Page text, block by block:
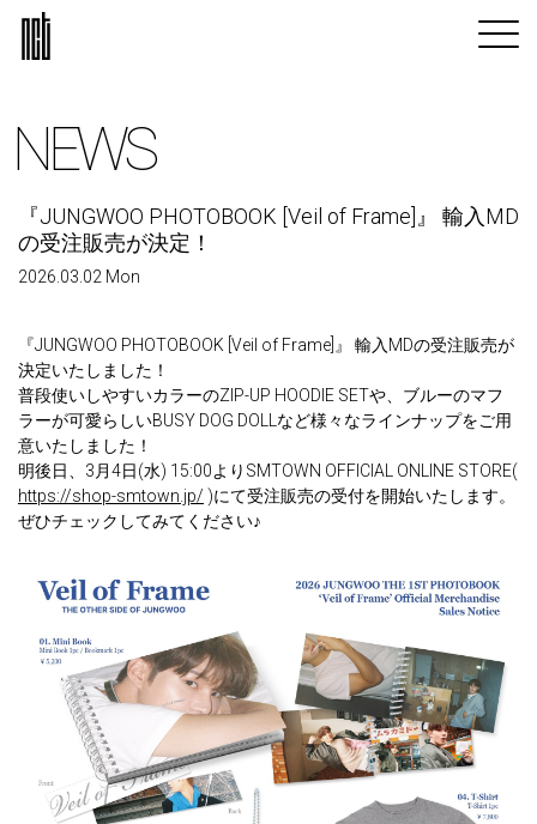
NEWS
『JUNGWOO PHOTOBOOK [Veil of Frame]』 輸入MD
の受注販売が決定！
2026.03.02 Mon
『JUNGWOO PHOTOBOOK [Veil of Frame]』 輸入MDの受注販売が
決定いたしました！
普段使いしやすいカラーのZIP-UP HOODIE SETや、ブルーのマフ
ラーが可愛らしいBUSY DOG DOLLなど様々なラインナップをご用
意いたしました！
明後日、3月4日(水) 15:00よりSMTOWN OFFICIAL ONLINE STORE(
https://shop-smtown.jp/ )にて受注販売の受付を開始いたします。
ぜひチェックしてみてください♪